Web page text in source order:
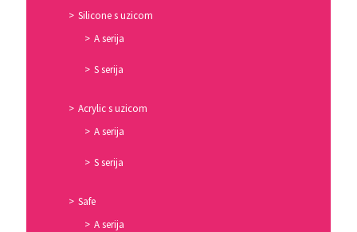
Silicone s uzicom
A serija
S serija
Acrylic s uzicom
A serija
S serija
Safe
A serija